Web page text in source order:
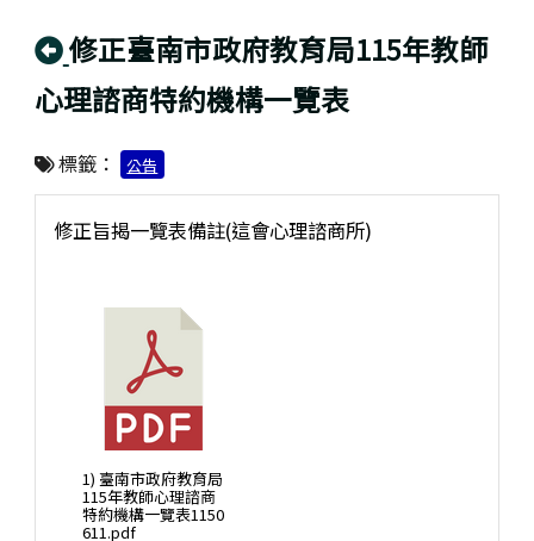
回上頁
修正臺南市政府教育局115年教師
心理諮商特約機構一覽表
標籤： 公告
修正旨揭一覽表備註(這會心理諮商所)
1) 臺南市政府教育局
115年教師心理諮商
特約機構一覽表1150
611.pdf